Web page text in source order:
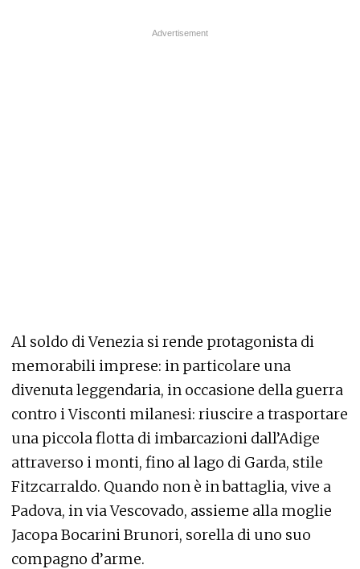
Al soldo di Venezia si rende protagonista di
memorabili imprese: in particolare una
divenuta leggendaria, in occasione della guerra
contro i Visconti milanesi: riuscire a trasportare
una piccola flotta di imbarcazioni dall’Adige
attraverso i monti, fino al lago di Garda, stile
Fitzcarraldo. Quando non è in battaglia, vive a
Padova, in via Vescovado, assieme alla moglie
Jacopa Bocarini Brunori, sorella di uno suo
compagno d’arme.